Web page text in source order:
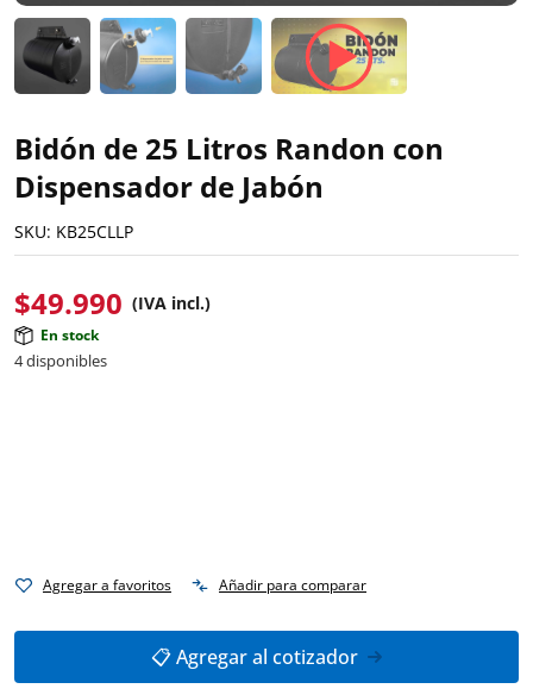
Bidón de 25 Litros Randon con
Dispensador de Jabón
SKU: KB25CLLP
$49.990 (IVA incl.)
En stock
4 disponibles
Agregar a favoritos Añadir para comparar
📋 Agregar al cotizador